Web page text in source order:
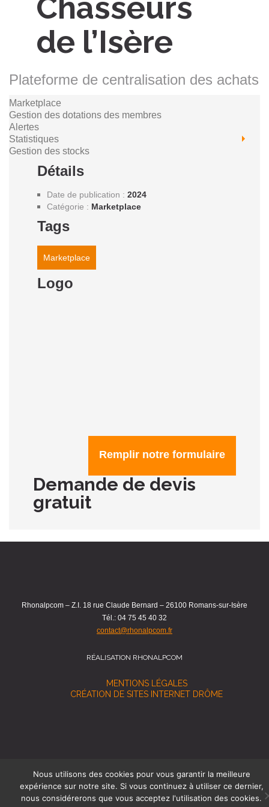
Chasseurs
de l’Isère
Plateforme de centralisation des achats
Marketplace
Gestion des dotations des membres
Alertes
Statistiques
Gestion des stocks
Détails
Date de publication : 2024
Catégorie : Marketplace
Tags
Marketplace
Logo
Remplir notre formulaire
Demande de devis
gratuit
Rhonalpcom – Z.I. 18 rue Claude Bernard – 26100 Romans-sur-Isère
Tél.: 04 75 45 40 32
contact@rhonalpcom.fr
RÉALISATION RHONALPCOM
MENTIONS LÉGALES
CRÉATION DE SITES INTERNET DRÔME
Nous utilisons des cookies pour vous garantir la meilleure
expérience sur notre site. Si vous continuez à utiliser ce dernier,
nous considérerons que vous acceptez l'utilisation des cookies.